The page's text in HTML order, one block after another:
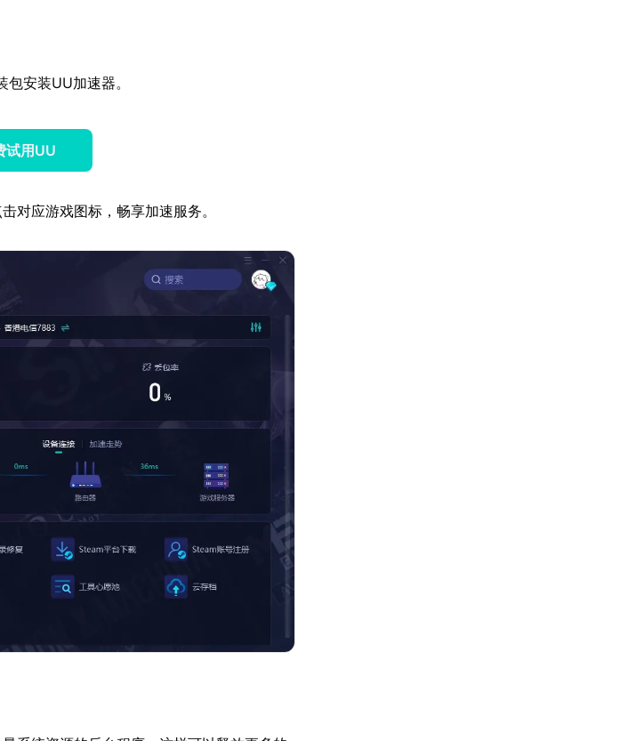
安装UU加速器。
试用UU
对应游戏图标，畅享加速服务。